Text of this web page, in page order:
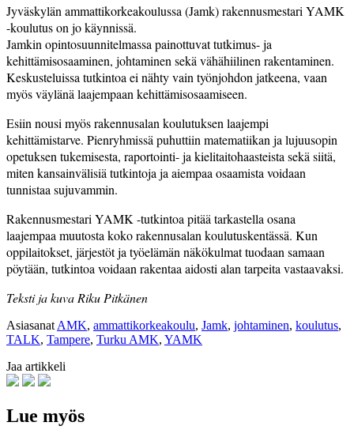
Jyväskylän ammattikorkeakou­lussa (Jamk) rakennusmestari YAMK
-koulutus on jo käynnissä.
Jamkin opintosuunnitelmassa painottuvat tutkimus- ja
kehittämisosaaminen, johtaminen sekä vähähiilinen rakentaminen.
Keskusteluissa tutkintoa ei nähty vain työnjohdon jatkeena, vaan
myös väylänä laajempaan kehittämisosaamiseen.
Esiin nousi myös rakennusalan koulutuksen laajempi
kehittämistarve. Pienryhmissä puhuttiin matematiikan ja lujuusopin
opetuksen tukemisesta, raportointi- ja kielitaitohaasteista sekä siitä,
miten kansainvälisiä tutkintoja ja ­aiempaa osaamista voidaan
tunnistaa sujuvammin.
Rakennusmestari YAMK -tutkintoa pitää tarkastella osana
laajempaa muutosta koko rakennusalan koulutuskentässä. Kun
oppilaitokset, järjestöt ja työelämän näkökulmat tuodaan samaan
pöytään, tutkintoa voidaan rakentaa aidosti alan tarpeita vastaavaksi.
Teksti ja kuva Riku Pitkänen
Asiasanat AMK, ammattikorkeakoulu, Jamk, johtaminen, koulutus,
TALK, Tampere, Turku AMK, YAMK
Jaa artikkeli
Lue myös